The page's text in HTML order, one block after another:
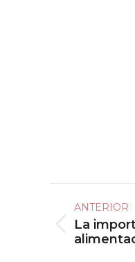
entre
ANTERIOR
anterior:
La